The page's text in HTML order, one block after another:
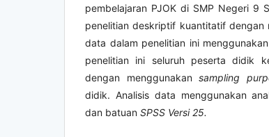
pembelajaran PJOK di SMP Negeri 9
penelitian deskriptif kuantitatif dengan
data dalam penelitian ini
penelitian ini seluruh peserta didik
dengan menggunakansampling
didik. Analisis data menggunakan
dan batuan SPSS Versi 25.